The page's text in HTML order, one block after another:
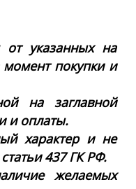
от указанных на
момент покупки и
на заглавной
и оплаты.
характер и не
437 ГК РФ.
желаемых